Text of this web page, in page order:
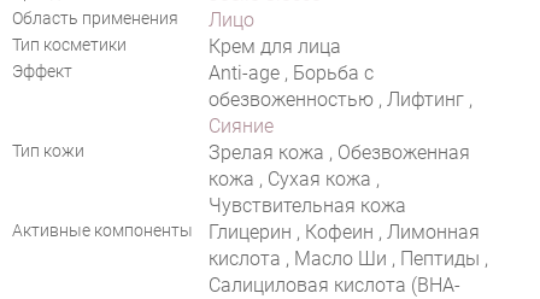
Область применения Лицо
Тип косметики Крем для лица
Эффект
Anti-age , Борьба с
обезвоженностью , Лифтинг ,
Сияние
Тип кожи
Зрелая кожа , Обезвоженная
кожа , Сухая кожа ,
Чувствительная кожа
Активные компоненты
Глицерин , Кофеин , Лимонная
кислота , Масло Ши , Пептиды ,
Салициловая кислота (ВНА-